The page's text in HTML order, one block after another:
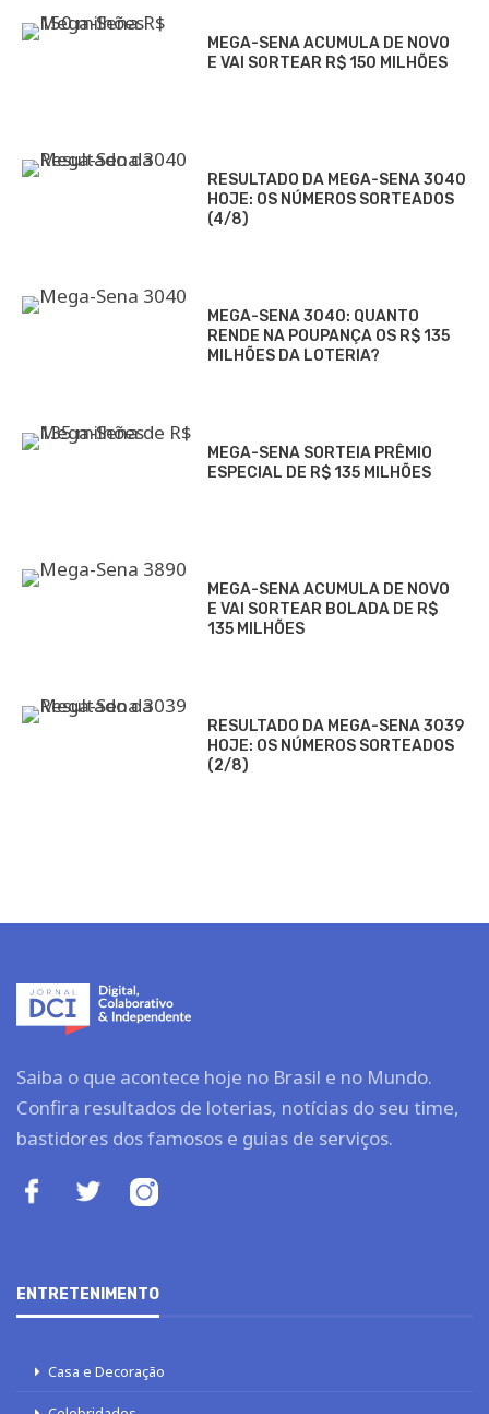
MEGA-SENA ACUMULA DE NOVO
E VAI SORTEAR R$ 150 MILHÕES
RESULTADO DA MEGA-SENA 3040
HOJE: OS NÚMEROS SORTEADOS
(4/8)
MEGA-SENA 3040: QUANTO
RENDE NA POUPANÇA OS R$ 135
MILHÕES DA LOTERIA?
MEGA-SENA SORTEIA PRÊMIO
ESPECIAL DE R$ 135 MILHÕES
MEGA-SENA ACUMULA DE NOVO
E VAI SORTEAR BOLADA DE R$
135 MILHÕES
RESULTADO DA MEGA-SENA 3039
HOJE: OS NÚMEROS SORTEADOS
(2/8)
Saiba o que acontece hoje no Brasil e no Mundo.
Confira resultados de loterias, notícias do seu time,
bastidores dos famosos e guias de serviços.
ENTRETENIMENTO
Casa e Decoração